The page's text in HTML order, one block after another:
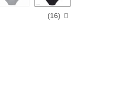
(
16
)